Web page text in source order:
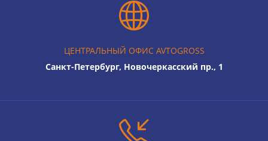
ЦЕНТРАЛЬНЫЙ ОФИС AVTOGROSS
Санкт-Петербург, Новочеркасский пр., 1